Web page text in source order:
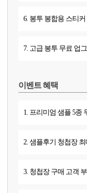
6. 봉투 봉합용 스티
7. 고급 봉투 무료 업
이벤트 혜택
1. 프리미엄 샘플 5종
2. 샘플후기 청첩장 최
3. 청첩장 구매 고객